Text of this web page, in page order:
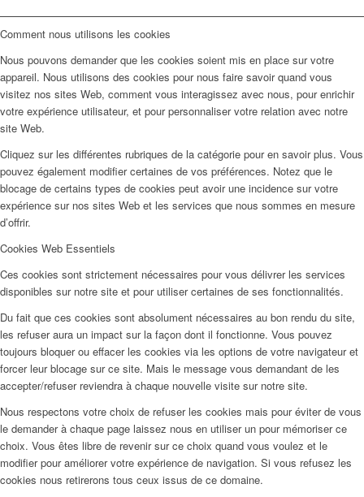
Comment nous utilisons les cookies
Nous pouvons demander que les cookies soient mis en place sur votre
appareil. Nous utilisons des cookies pour nous faire savoir quand vous
visitez nos sites Web, comment vous interagissez avec nous, pour enrichir
votre expérience utilisateur, et pour personnaliser votre relation avec notre
site Web.
Cliquez sur les différentes rubriques de la catégorie pour en savoir plus. Vous
pouvez également modifier certaines de vos préférences. Notez que le
blocage de certains types de cookies peut avoir une incidence sur votre
expérience sur nos sites Web et les services que nous sommes en mesure
d’offrir.
Cookies Web Essentiels
Ces cookies sont strictement nécessaires pour vous délivrer les services
disponibles sur notre site et pour utiliser certaines de ses fonctionnalités.
Du fait que ces cookies sont absolument nécessaires au bon rendu du site,
les refuser aura un impact sur la façon dont il fonctionne. Vous pouvez
toujours bloquer ou effacer les cookies via les options de votre navigateur et
forcer leur blocage sur ce site. Mais le message vous demandant de les
accepter/refuser reviendra à chaque nouvelle visite sur notre site.
Nous respectons votre choix de refuser les cookies mais pour éviter de vous
le demander à chaque page laissez nous en utiliser un pour mémoriser ce
choix. Vous êtes libre de revenir sur ce choix quand vous voulez et le
modifier pour améliorer votre expérience de navigation. Si vous refusez les
cookies nous retirerons tous ceux issus de ce domaine.